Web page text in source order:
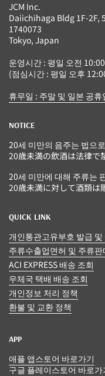
JCM Inc.
Daiichihaga Bldg 1F-
1740073
Tokyo, Japan
운영시간 : 평일 오전
(점심시간 : 평일 오후
휴무일 : 주말 및 일본 공휴
NOTICE
20세 미만의 음주는 법으
20歳未満の飲酒は法律で
20세 미만에 대해 주류는
20歳未満に対して酒類は
QUICK LINK
개인통관고유부호 발급 및
주류수출업면허 및 주류
ACI EXPRESS 배송 조회
우체국 택배 배송 조회
개인정보 처리 정책
환불 및 교환 정책
APP
애플 앱스토어 바로가기
구글 플레이스토어 바로가